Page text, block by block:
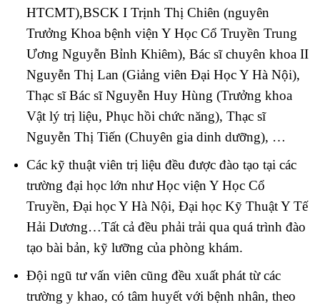
HTCMT),BSCK I Trịnh Thị Chiên (nguyên
Trưởng Khoa bệnh viện Y Học Cổ Truyền Trung
Ương Nguyễn Bỉnh Khiêm), Bác sĩ chuyên khoa II
Nguyễn Thị Lan (Giảng viên Đại Học Y Hà Nội),
Thạc sĩ Bác sĩ Nguyễn Huy Hùng (Trưởng khoa
Vật lý trị liệu, Phục hồi chức năng), Thạc sĩ
Nguyễn Thị Tiến (Chuyên gia dinh dưỡng), …
Các kỹ thuật viên trị liệu đều được đào tạo tại các
trường đại học lớn như Học viện Y Học Cổ
Truyền, Đại học Y Hà Nội, Đại học Kỹ Thuật Y Tế
Hải Dương…Tất cả đều phải trải qua quá trình đào
tạo bài bản, kỹ lưỡng của phòng khám.
Đội ngũ tư vấn viên cũng đều xuất phát từ các
trường y khao, có tâm huyết với bệnh nhân, theo